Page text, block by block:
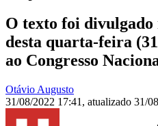
O texto foi
desta quarta-feira
ao Congresso
Otávio Augusto
31/08/2022 17:41 , atualizado 31/